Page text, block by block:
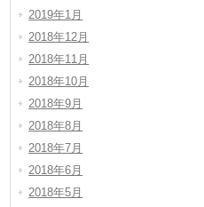
2019年1月
2018年12月
2018年11月
2018年10月
2018年9月
2018年8月
2018年7月
2018年6月
2018年5月